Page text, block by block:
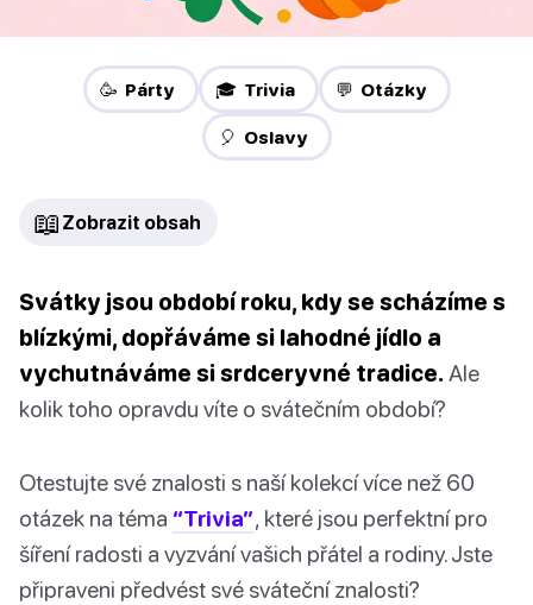
🥳 Párty 🎓 Trivia 💬 Otázky
🎈 Oslavy
📖 Zobrazit obsah
Svátky jsou období roku, kdy se scházíme s
blízkými, dopřáváme si lahodné jídlo a
vychutnáváme si srdceryvné tradice. Ale
kolik toho opravdu víte o svátečním období?
Otestujte své znalosti s naší kolekcí více než 60
otázek na téma “Trivia”, které jsou perfektní pro
šíření radosti a vyzvání vašich přátel a rodiny. Jste
připraveni předvést své sváteční znalosti?